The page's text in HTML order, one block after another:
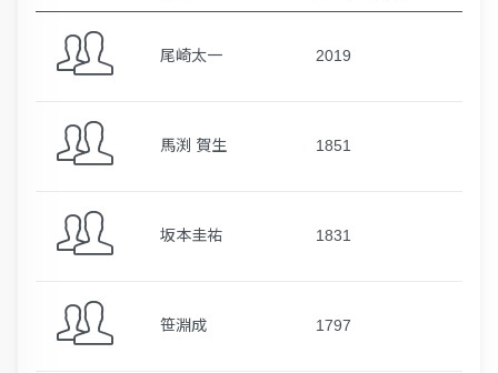
尾崎太一 2019
馬渕 賀生 1851
坂本圭祐 1831
笹淵成 1797